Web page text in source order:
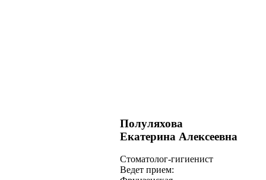
Полуляхова
Екатерина Алексеевна
Cтоматолог-гигиенист
Ведет прием: